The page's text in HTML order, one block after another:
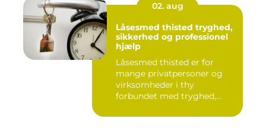
02. aug
Låsesmed thisted tryghed,
sikkerhed og professionel
hjælp
Låsesmed thisted er for
mange privatpersoner og
virksomheder i thy
forbundet med tryghed,